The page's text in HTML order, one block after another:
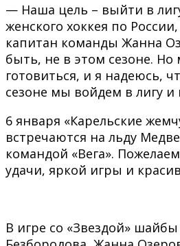
— Наша цель – выйти в
женского хоккея по
капитан команды Жанна
быть, не в этом сезоне.
готовиться, и я надеюсь,
сезоне мы войдем в лигу
6 января «Карельские
встречаются на льду
командой «Вега».
удачи, яркой игры и
В игре со «Звездой»